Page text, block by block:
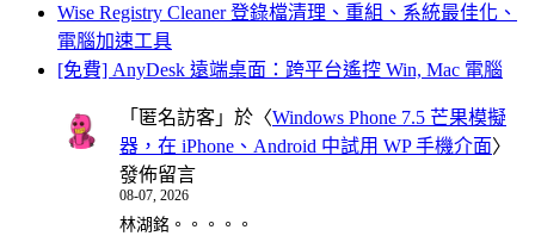
Wise Registry Cleaner 登錄檔清理、重組、系統最佳化、
電腦加速工具
[免費] AnyDesk 遠端桌面：跨平台遙控 Win, Mac 電腦
「 匿名訪客 」於〈Windows Phone 7.5 芒果模擬
器，在 iPhone、Android 中試用 WP 手機介面〉
發佈留言
08-07, 2026
林湖銘。。。。。